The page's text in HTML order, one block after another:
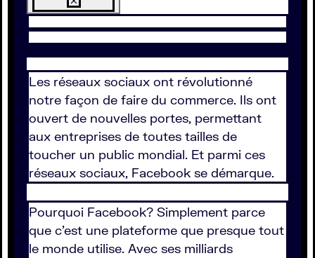
Les réseaux sociaux ont révolutionné
notre façon de faire du commerce. Ils ont
ouvert de nouvelles portes, permettant
aux entreprises de toutes tailles de
toucher un public mondial. Et parmi ces
réseaux sociaux, Facebook se démarque.
Pourquoi Facebook? Simplement parce
que c'est une plateforme que presque tout
le monde utilise. Avec ses milliards